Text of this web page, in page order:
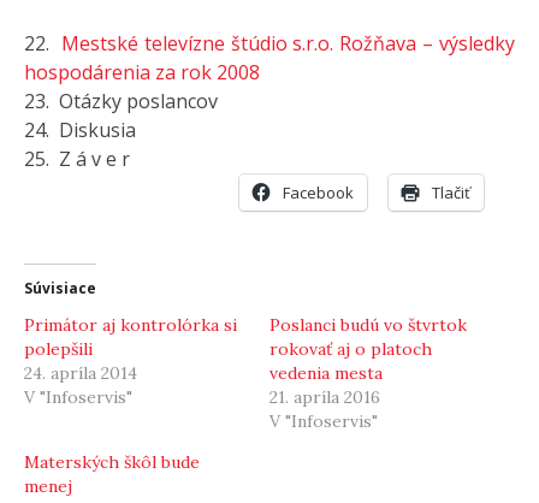
22. Mestské televízne štúdio s.r.o. Rožňava – výsledky
hospodárenia za rok 2008
23. Otázky poslancov
24. Diskusia
25. Z á v e r
Facebook Tlačiť
Súvisiace
Primátor aj kontrolórka si
polepšili
24. apríla 2014
V "Infoservis"
Poslanci budú vo štvrtok
rokovať aj o platoch
vedenia mesta
21. apríla 2016
V "Infoservis"
Materských škôl bude
menej